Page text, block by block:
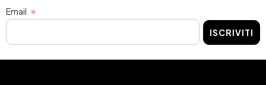
Email
ISCRIVITI